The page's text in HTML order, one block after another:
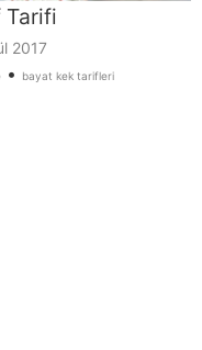
Tarifi
2017
• bayat kek tarifleri